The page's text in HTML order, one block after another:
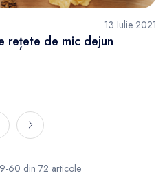
13 Iulie 2021
rețete de mic dejun
60 din 72 articole